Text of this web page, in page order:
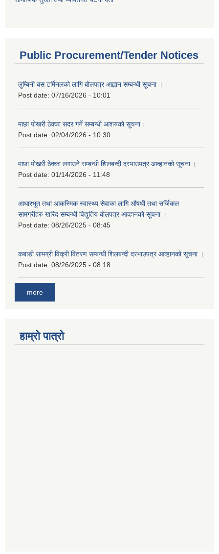
Public Procurement/Tender Notices
लुम्बिनी बस टर्मिनलको लागि बोलपत्र आह्वान सम्बन्धी सूचना ।
Post date: 07/16/2026 - 10:01
माछा पोखरी ठेक्का सदर गर्ने सम्बन्धी आशयको सूचना।
Post date: 02/04/2026 - 10:30
माछा पोखरी ठेक्का लगाउने सम्बन्धी शिलबन्दी दरभाउपत्र आव्हानको सूचना ।
Post date: 01/14/2026 - 11:48
आधारभूत तथा आकस्मिक स्वास्थ्य सेवाका लागि औषधी तथा सर्जिकल
सामग्रीहरु खरिद सम्बन्धी विद्युतिय बोलपत्र आव्हानको सूचना ।
Post date: 08/26/2025 - 08:45
कबाडी सामग्री विक्री वितरण सम्बन्धी शिलबन्दी दरभाउपत्र आव्हानको सूचना ।
Post date: 08/26/2025 - 08:18
more
हाम्रो पात्रो